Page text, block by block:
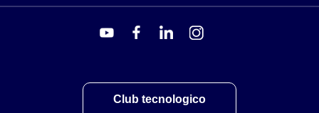
Club tecnologico